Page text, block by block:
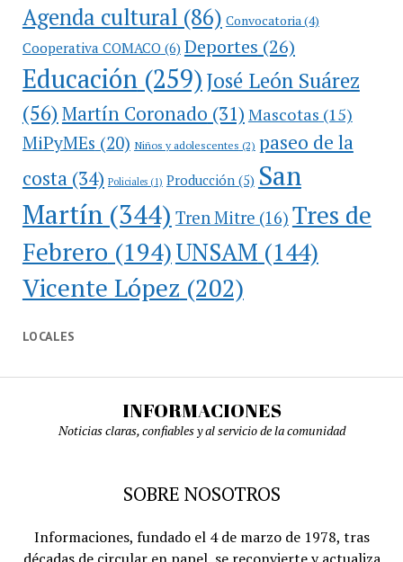
Agenda cultural (86) Convocatoria (4)
Cooperativa COMACO(6) Deportes (26)
Educación(259)José León Suárez
(56)Martín Coronado (31) Mascotas (15)
MiPyMEs (20) Niños y adolescentes (2) paseo de la
costa(34) Policiales(1) Producción(5) San
Martín(344) Tren Mitre (16) Tres de
Febrero (194)UNSAM (144)
Vicente López (202)
LOCALES
INFORMACIONES
Noticias claras, confiables y al servicio de la comunidad
SOBRE NOSOTROS
Informaciones, fundado el 4 de marzo de 1978, tras